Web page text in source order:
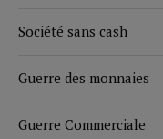
Société sans cash
Guerre des monnaies
Guerre Commerciale